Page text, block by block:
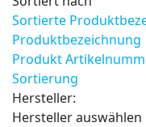
Sortierte
Produktbezeichnung
Produkt
Sortierung
Hersteller:
Hersteller auswählen